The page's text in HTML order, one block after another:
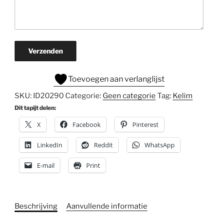
Verzenden
Toevoegen aan verlanglijst
SKU: ID20290 Categorie: Geen categorie Tag: Kelim
Dit tapijt delen:
X Facebook Pinterest
LinkedIn Reddit WhatsApp
E-mail Print
Beschrijving Aanvullende informatie